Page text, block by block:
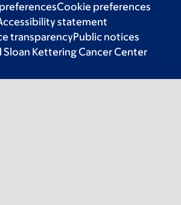
Cookie preferences
statement
transparencyPublic notices
Kettering Cancer Center